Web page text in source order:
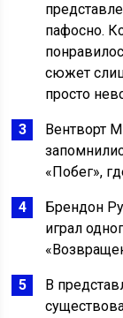
пафосно.
сюжет
просто
Вентворт
«Побег»,
Брендон
играл
В